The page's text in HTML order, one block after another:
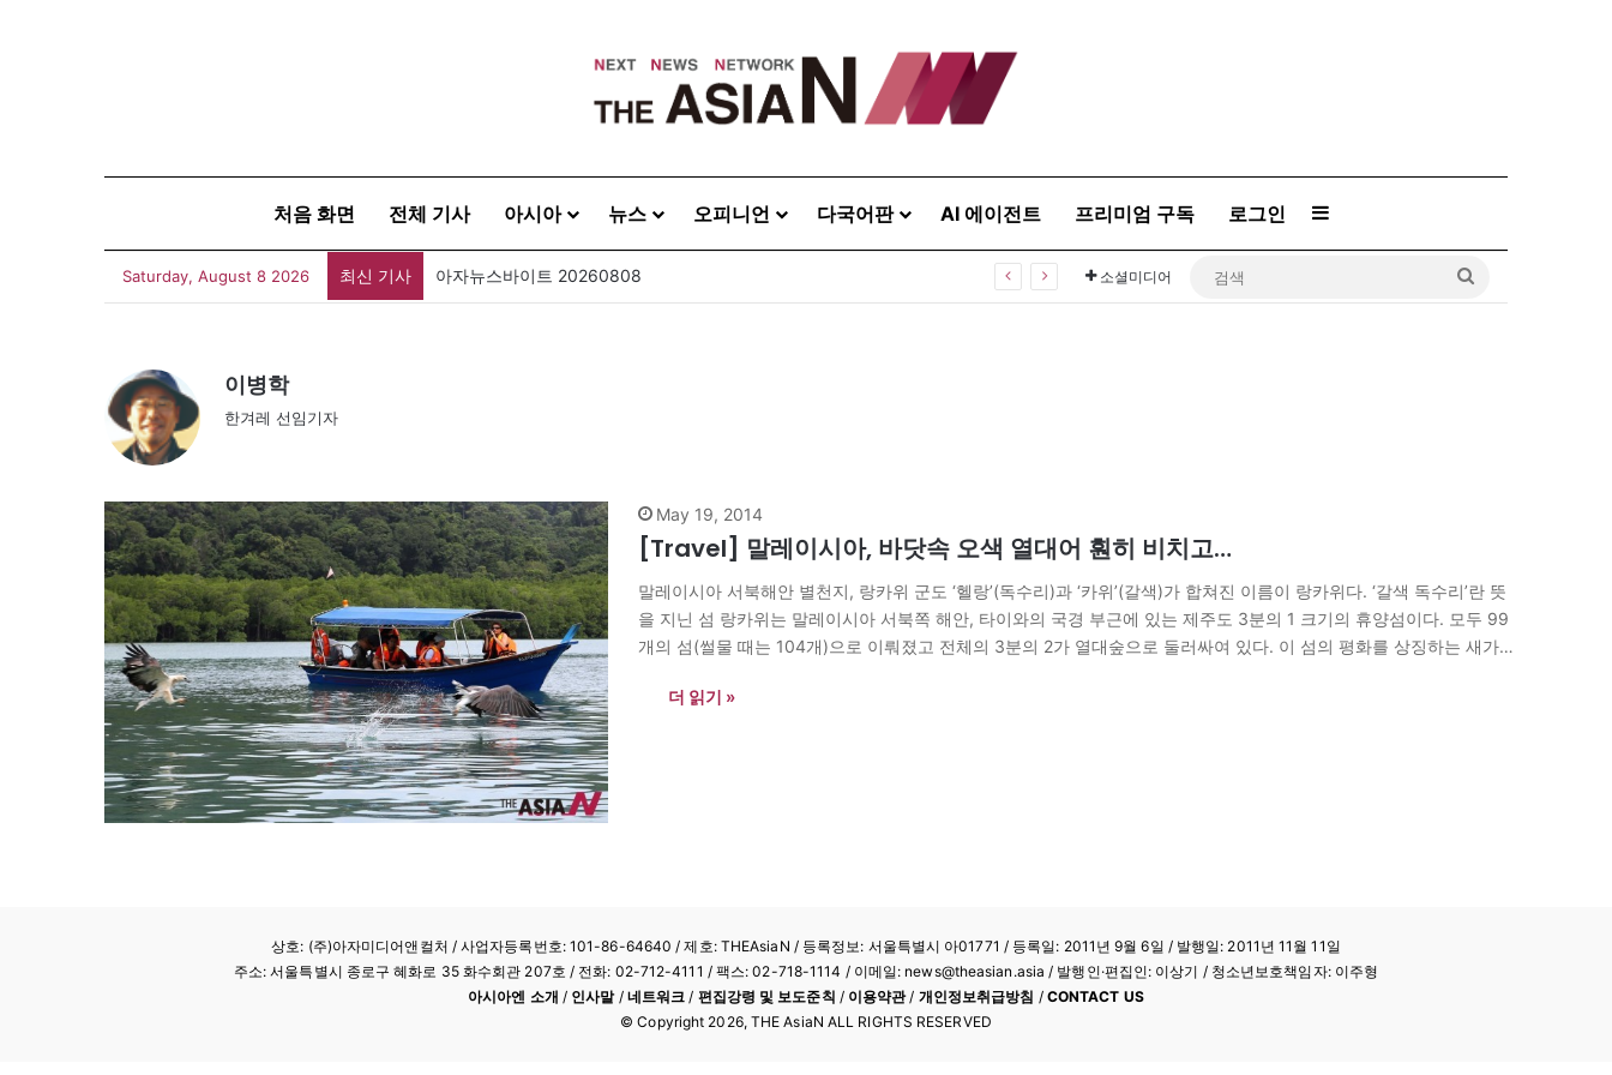
처음 화면 전체 기사 아시아 뉴스 오피니언 다국어판 AI 에이전트 프리미엄 구독 로그인 Sidebar
Saturday, August 8 2026 최신 기사 아자뉴스바이트 20260808 소셜미디어
이병학
한겨레 선임기자
May 19, 2014
[Travel] 말레이시아, 바닷속 오색 열대어 훤히 비치고…
말레이시아 서북해안 별천지, 랑카위 군도 ‘헬랑’(독수리)과 ‘카위’(갈색)가 합쳐진 이름이 랑카위다. ‘갈색 독수리’란 뜻
을 지닌 섬 랑카위는 말레이시아 서북쪽 해안, 타이와의 국경 부근에 있는 제주도 3분의 1 크기의 휴양섬이다. 모두 99
개의 섬(썰물 때는 104개)으로 이뤄졌고 전체의 3분의 2가 열대숲으로 둘러싸여 있다. 이 섬의 평화를 상징하는 새가
더 읽기 »
상호: (주)아자미디어앤컬처 /사업자등록번호: 101-86-64640 / 제호: THEAsiaN / 등록정보: 서울특별시 아01771 / 등록일: 2011년 9월 6일 / 발행일: 2011년 11월 11일
주소: 서울특별시 종로구 혜화로 35 화수회관 207호 / 전화: 02-712-4111 / 팩스: 02-718-1114 / 이메일: news@theasian.asia / 발행인·편집인: 이상기 / 청소년보호책임자: 이주형
아시아엔 소개 / 인사말/ 네트워크 / 편집강령 및 보도준칙 / 이용약관/ 개인정보취급방침 / CONTACT US
© Copyright 2026, THE AsiaN ALL RIGHTS RESERVED